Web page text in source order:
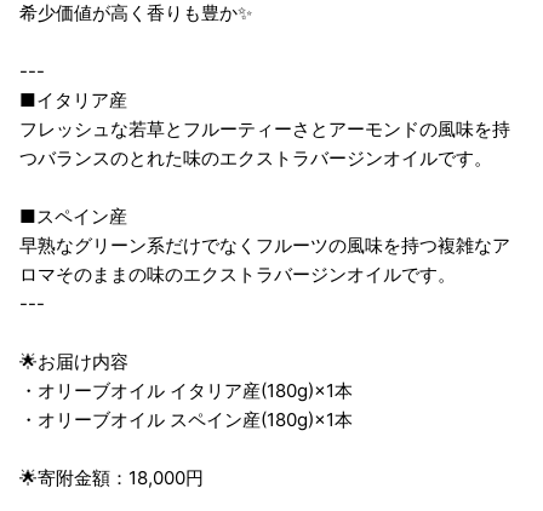
希少価値が高く香りも豊か✨
---
■イタリア産
フレッシュな若草とフルーティーさとアーモンドの風味を持
つバランスのとれた味のエクストラバージンオイルです。
■スペイン産
早熟なグリーン系だけでなくフルーツの風味を持つ複雑なア
ロマそのままの味のエクストラバージンオイルです。
---
🌟お届け内容
・オリーブオイル イタリア産(180g)×1本
・オリーブオイル スペイン産(180g)×1本
🌟寄附金額：18,000円